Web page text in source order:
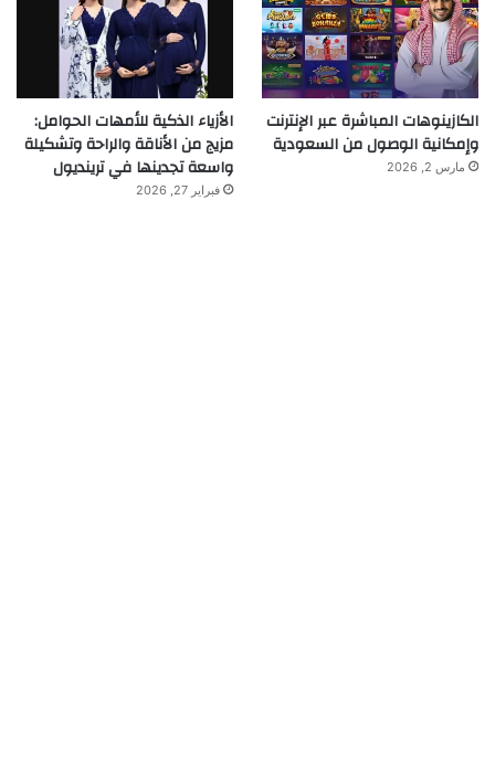
الكازينوهات المباشرة عبر الإنترنت
وإمكانية الوصول من السعودية
مارس 2, 2026
الأزياء الذكية للأمهات الحوامل:
مزيج من الأناقة والراحة وتشكيلة
واسعة تجدينها في ترينديول
فبراير 27, 2026